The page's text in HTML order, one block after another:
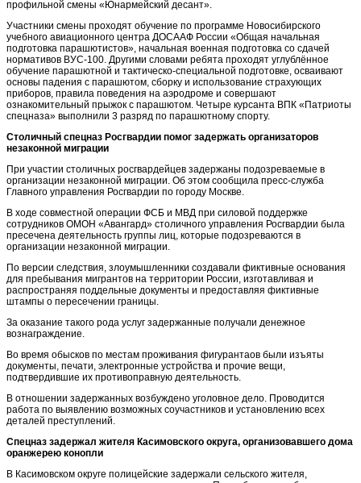
профильной смены «Юнармейский десант».
Участники смены проходят обучение по программе Новосибирского
учебного авиационного центра ДОСААФ России «Общая начальная
подготовка парашютистов», начальная военная подготовка со сдачей
нормативов ВУС-100. Другими словами ребята проходят углублённое
обучение парашютной и тактическо-специальной подготовке, осваивают
основы падения с парашютом, сборку и использование страхующих
приборов, правила поведения на аэродроме и совершают
ознакомительный прыжок с парашютом. Четыре курсанта ВПК «Патриоты
спецназа» выполнили 3 разряд по парашютному спорту.
Столичный спецназ Росгвардии помог задержать организаторов
незаконной миграции
При участии столичных росгвардейцев задержаны подозреваемые в
организации незаконной миграции. Об этом сообщила пресс-служба
Главного управления Росгвардии по городу Москве.
В ходе совместной операции ФСБ и МВД при силовой поддержке
сотрудников ОМОН «Авангард» столичного управления Росгвардии была
пресечена деятельность группы лиц, которые подозреваются в
организации незаконной миграции.
По версии следствия, злоумышленники создавали фиктивные основания
для пребывания мигрантов на территории России, изготавливая и
распространяя поддельные документы и предоставляя фиктивные
штампы о пересечении границы.
За оказание такого рода услуг задержанные получали денежное
вознаграждение.
Во время обысков по местам проживания фигурантаов были изъяты
документы, печати, электронные устройства и прочие вещи,
подтвердившие их противоправную деятельность.
В отношении задержанных возбуждено уголовное дело. Проводится
работа по выявлению возможных соучастников и установлению всех
деталей преступлений.
Спецназ задержал жителя Касимовского округа, организовавшего дома
оранжерею конопли
В Касимовском округе полицейские задержали сельского жителя,